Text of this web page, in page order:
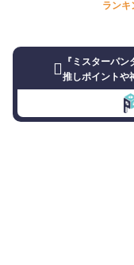
ランキ
『ミスターパ
推しポイントや